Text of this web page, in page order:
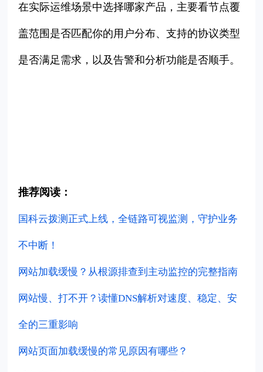
在实际运维场景中选择哪家产品，主要看节点覆
盖范围是否匹配你的用户分布、支持的协议类型
是否满足需求，以及告警和分析功能是否顺手。
推荐阅读：
国科云拨测正式上线，全链路可视监测，守护业务
不中断！
网站加载缓慢？从根源排查到主动监控的完整指南
网站慢、打不开？读懂DNS解析对速度、稳定、安
全的三重影响
网站页面加载缓慢的常见原因有哪些？